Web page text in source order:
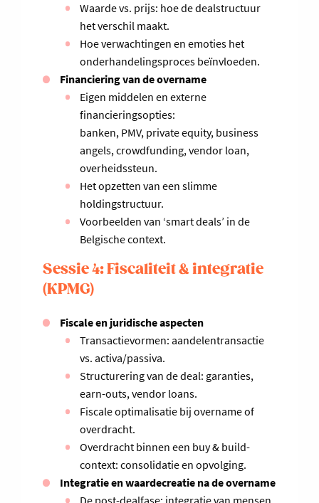
Waarde vs. prijs: hoe de dealstructuur
het verschil maakt.
Hoe verwachtingen en emoties het
onderhandelingsproces beïnvloeden.
Financiering van de overname
Eigen middelen en externe
financieringsopties:
banken, PMV, private equity, business
angels, crowdfunding, vendor loan,
overheidssteun.
Het opzetten van een slimme
holdingstructuur.
Voorbeelden van ‘smart deals’ in de
Belgische context.
Sessie 4: Fiscaliteit & integratie
(KPMG)
Fiscale en juridische aspecten
Transactievormen: aandelentransactie
vs. activa/passiva.
Structurering van de deal: garanties,
earn-outs, vendor loans.
Fiscale optimalisatie bij overname of
overdracht.
Overdracht binnen een buy & build-
context: consolidatie en opvolging.
Integratie en waardecreatie na de overname